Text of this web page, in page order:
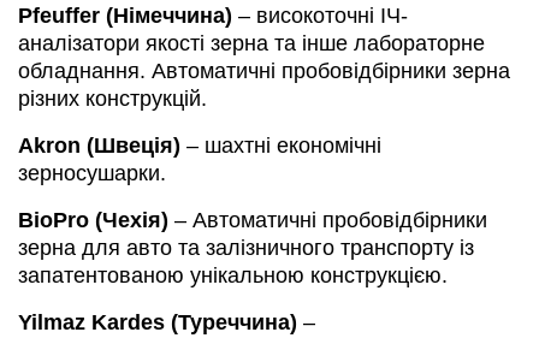
Pfeuffer (Німеччина) – високоточні ІЧ-
аналізатори якості зерна та інше лабораторне
обладнання. Автоматичні пробовідбірники зерна
різних конструкцій.
Akron (Швеція) – шахтні економічні
зерносушарки.
BioPro (Чехія) – Автоматичні пробовідбірники
зерна для авто та залізничного транспорту із
запатентованою унікальною конструкцією.
Yilmaz Kardes (Туреччина) –